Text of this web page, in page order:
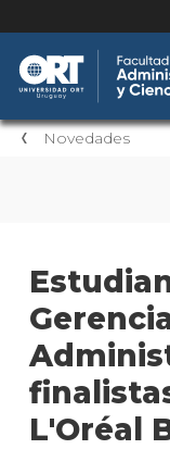
Novedades
L'Oréal